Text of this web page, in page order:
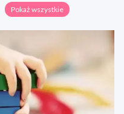
Pokaż wszystkie